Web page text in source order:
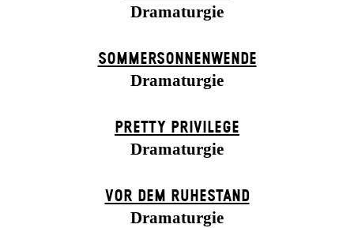
Dramaturgie
SOMMER­SONNEN­WENDE
Dramaturgie
PRETTY PRIVILEGE
Dramaturgie
VOR DEM RUHESTAND
Dramaturgie